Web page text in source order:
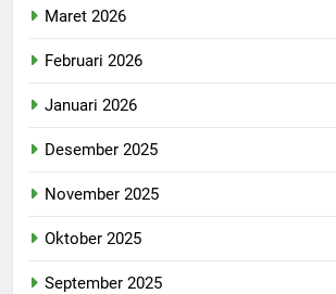
Maret 2026
Februari 2026
Januari 2026
Desember 2025
November 2025
Oktober 2025
September 2025